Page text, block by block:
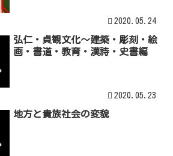
2020.05.24
弘仁・貞観文化～建築・彫刻・絵
画・書道・教育・漢詩・史書編
2020.05.23
地方と貴族社会の変貌